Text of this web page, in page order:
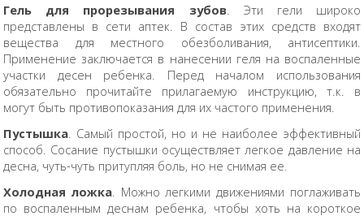
Гель для прорезывания зубов. Эти гели широко
представлены в сети аптек. В состав этих средств входят
вещества для местного обезболивания, антисептики.
Применение заключается в нанесении геля на воспаленные
участки десен ребенка. Перед началом использования
обязательно прочитайте прилагаемую инструкцию, т.к. в
могут быть противопоказания для их частого применения.
Пустышка . Самый простой, но и не наиболее эффективный
способ. Сосание пустышки осуществляет легкое давление на
десна, чуть-чуть притупляя боль, но не снимая ее.
Холодная ложка. Можно легкими движениями поглаживать
по воспаленным деснам ребенка, чтобы хоть на короткое